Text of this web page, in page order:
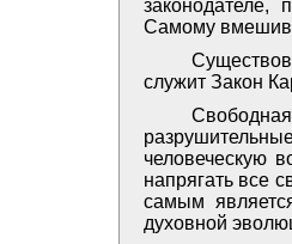
законодателе,
Самому
служит Закон
Свободная
человеческую
напрягать все
самым
духовной